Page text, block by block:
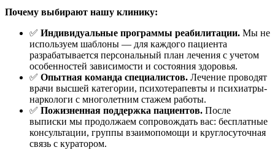
Почему выбирают нашу клинику:
✅ Индивидуальные программы реабилитации. Мы не
используем шаблоны — для каждого пациента
разрабатывается персональный план лечения с учетом
особенностей зависимости и состояния здоровья.
✅ Опытная команда специалистов. Лечение проводят
врачи высшей категории, психотерапевты и психиатры-
наркологи с многолетним стажем работы.
✅ Пожизненная поддержка пациентов. После
выписки мы продолжаем сопровождать вас: бесплатные
консультации, группы взаимопомощи и круглосуточная
связь с куратором.